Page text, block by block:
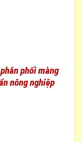
phối màng
nông nghiệp